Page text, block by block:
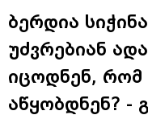
ბერდია
უძვრებიან
იცოდნენ, რომ
აწყობდნენ? -